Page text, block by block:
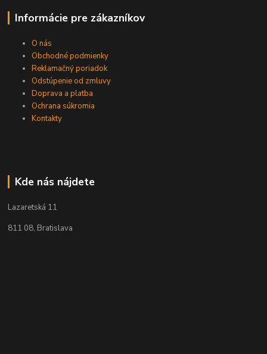
Informácie pre zákazníkov
O nás
Obchodné podmienky
Reklamačný poriadok
Odstúpenie od zmluvy
Doprava a platba
Ochrana súkromia
Kontakty
Kde nás nájdete
Lazaretská 11
811 08, Bratislava